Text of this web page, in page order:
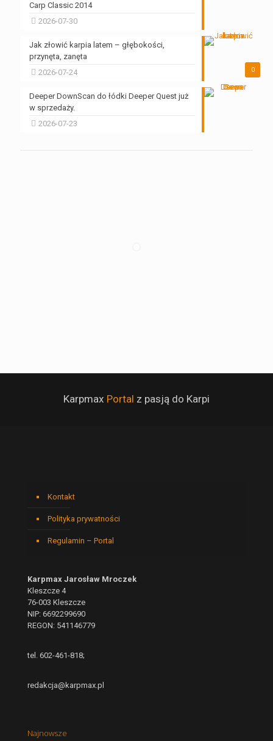
Carp Classic 2014
2026-07-30
0
Jak złowić karpia latem – głębokości,
przynęta, zanęta
2026-07-24
Deeper DownScan do łódki Deeper Quest już
w sprzedaży.
2026-07-23
Karpmax Portal z pasją do Karpi
Kontakt
Polityka prywatności
Regulamin – Portal
Karpmax Jarosław Mroczek
Kleszcze 4
76-003 Kleszcze
NIP: 6692299690
REGON: 541146779
tel. 602-461-818;
redakcja@karpmax.pl
Najnowsze